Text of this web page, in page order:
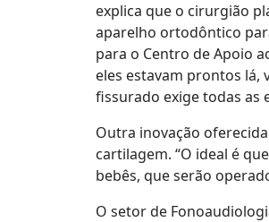
explica que o cirurgião
aparelho ortodôntico
para o Centro de Apoio
eles estavam prontos lá,
fissurado exige todas as
Outra inovação
cartilagem. “O ideal é
bebês, que serão
O setor de